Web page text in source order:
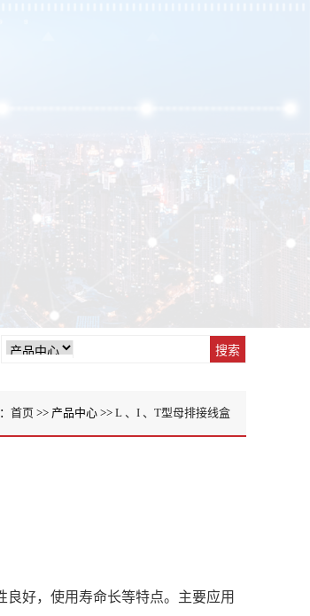
首页 >> 产品中心 >> L 、I 、T型母排接线盒
好，使用寿命长等特点。主要应用